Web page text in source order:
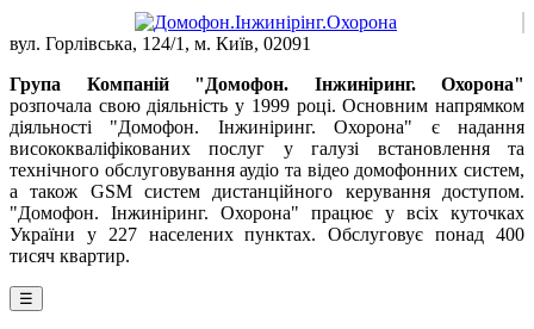
вул. Горлівська, 124/1, м. Київ, 02091
Група Компаній "Домофон. Інжиніринг. Охорона"
розпочала свою діяльність у 1999 році. Основним напрямком
діяльності "Домофон. Інжиніринг. Охорона" є надання
висококваліфікованих послуг у галузі встановлення та
технічного обслуговування аудіо та відео домофонних систем,
а також GSM систем дистанційного керування доступом.
"Домофон. Інжиніринг. Охорона" працює у всіх куточках
України у 227 населених пунктах. Обслуговує понад 400
тисяч квартир.
☰